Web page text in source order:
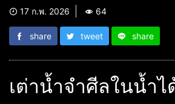
17 ก.พ. 2026 64
share tweet share
เต่าน้ำจำศีลในน้ำไ